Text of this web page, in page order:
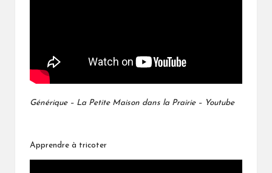
Générique – La Petite Maison dans la Prairie – Youtube
Apprendre à tricoter